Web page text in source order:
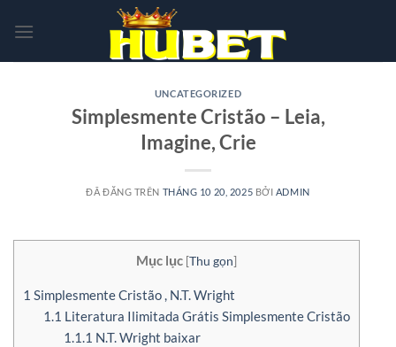
đến
UNCATEGORIZED
Simplesmente Cristão – Leia,
Imagine, Crie
ĐÃ ĐĂNG TRÊN THÁNG 10 20, 2025 BỞI ADMIN
Mục lục [Thu gọn]
1 Simplesmente Cristão , N.T. Wright
1.1 Literatura Ilimitada Grátis Simplesmente Cristão
1.1.1 N.T. Wright baixar